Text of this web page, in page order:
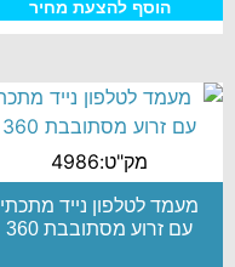
הוסף להצעת מחיר
מק"ט:4986
מעמד לטלפון נייד מתכתי
עם זרוע מסתובבת 360